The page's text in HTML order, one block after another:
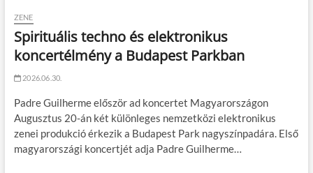
ZENE
Spirituális techno és elektronikus
koncertélmény a Budapest Parkban
2026.06.30.
Padre Guilherme először ad koncertet Magyarországon
Augusztus 20-án két különleges nemzetközi elektronikus
zenei produkció érkezik a Budapest Park nagyszínpadára. Első
magyarországi koncertjét adja Padre Guilherme…